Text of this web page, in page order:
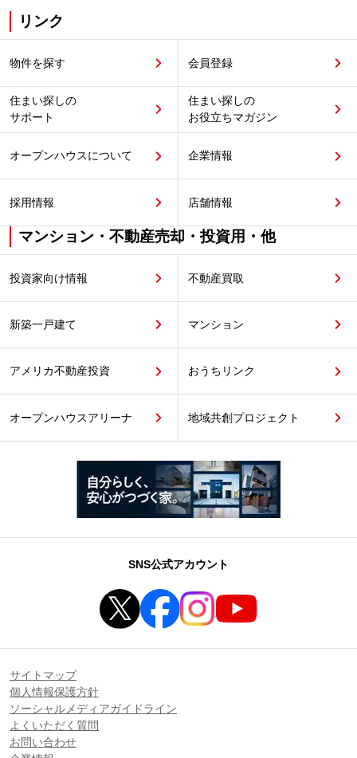
リンク
物件を探す 会員登録
住まい探しの
サポート
住まい探しの
お役立ちマガジン
オープンハウスについて 企業情報
採用情報 店舗情報
マンション・不動産売却・投資用・他
投資家向け情報 不動産買取
新築一戸建て マンション
アメリカ不動産投資 おうちリンク
オープンハウスアリーナ 地域共創プロジェクト
SNS公式アカウント
サイトマップ
個人情報保護方針
ソーシャルメディアガイドライン
よくいただく質問
お問い合わせ